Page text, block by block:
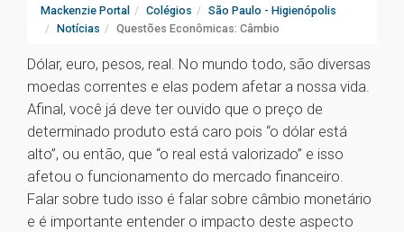
Mackenzie Portal Colégios
São Paulo - Higienópolis
Notícias
Questões Econômicas: Câmbio
Dólar, euro, pesos, real. No mundo todo, são diversas
moedas correntes e elas podem afetar a nossa vida.
Afinal, você já deve ter ouvido que o preço de
determinado produto está caro pois “o dólar está
alto”, ou então, que “o real está valorizado” e isso
afetou o funcionamento do mercado financeiro.
Falar sobre tudo isso é falar sobre câmbio monetário
e é importante entender o impacto deste aspecto